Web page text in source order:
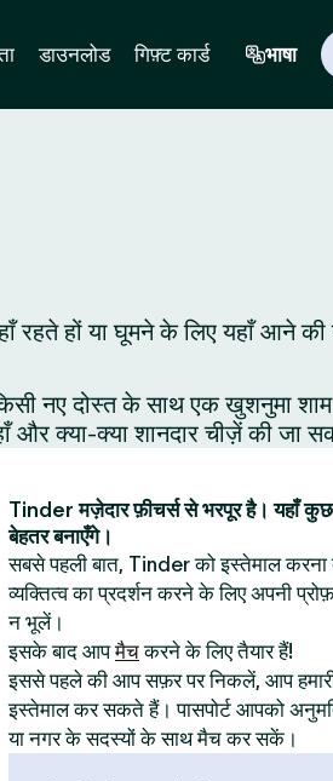
डाउनलोड गिफ़्ट कार्ड भाषा
रहते हों या घूमने के लिए यहाँ आने
दोस्त के साथ एक खुशनुमा शाम
क्या-क्या शानदार चीज़ें की जा
Tinder मज़ेदार फ़ीचर्स से भरपूर है। यहाँ
बेहतर बनाएँगे।
सबसे पहली बात, Tinder को इस्तेमाल
व्यक्तित्व का प्रदर्शन करने के लिए अपनी
न भूलें।
इसके बाद आपमैचकरने के लिए तैयार हैं!
इससे पहले की आप सफ़र पर निकलें, आप
इस्तेमाल कर सकते हैं। पासपोर्ट आपको
या नगर के सदस्यों के साथ मैच कर सकें।